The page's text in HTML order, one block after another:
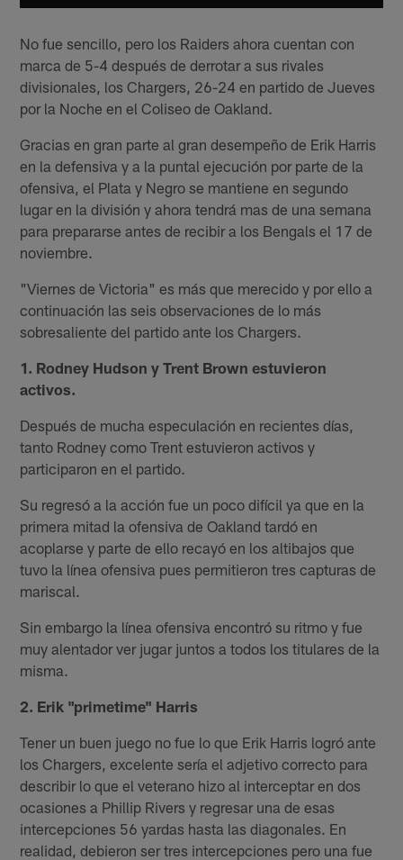
No fue sencillo, pero los Raiders ahora cuentan con
marca de 5-4 después de derrotar a sus rivales
divisionales, los Chargers, 26-24 en partido de Jueves
por la Noche en el Coliseo de Oakland.
Gracias en gran parte al gran desempeño de Erik Harris
en la defensiva y a la puntal ejecución por parte de la
ofensiva, el Plata y Negro se mantiene en segundo
lugar en la división y ahora tendrá mas de una semana
para prepararse antes de recibir a los Bengals el 17 de
noviembre.
"Viernes de Victoria" es más que merecido y por ello a
continuación las seis observaciones de lo más
sobresaliente del partido ante los Chargers.
1. Rodney Hudson y Trent Brown estuvieron
activos.
Después de mucha especulación en recientes días,
tanto Rodney como Trent estuvieron activos y
participaron en el partido.
Su regresó a la acción fue un poco difícil ya que en la
primera mitad la ofensiva de Oakland tardó en
acoplarse y parte de ello recayó en los altibajos que
tuvo la línea ofensiva pues permitieron tres capturas de
mariscal.
Sin embargo la línea ofensiva encontró su ritmo y fue
muy alentador ver jugar juntos a todos los titulares de la
misma.
2. Erik "primetime" Harris
Tener un buen juego no fue lo que Erik Harris logró ante
los Chargers, excelente sería el adjetivo correcto para
describir lo que el veterano hizo al interceptar en dos
ocasiones a Phillip Rivers y regresar una de esas
intercepciones 56 yardas hasta las diagonales. En
realidad, debieron ser tres intercepciones pero una fue